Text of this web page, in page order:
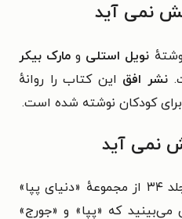
نمی آید
نویل استلی و مارک بیکر
نشر افق این کتاب را روانهٔ
برای کودکان نوشته شده است.
نمی آید
جلد ۳۴ از مجموعهٔ «دنیای پپا»
می‌بینید که «پپا» و «جورج»